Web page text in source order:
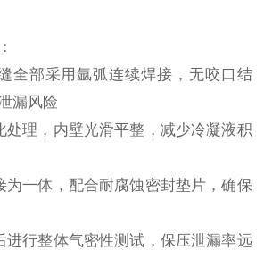
全部采用氩弧连续焊接，无咬口结
漏风险
处理，内壁光滑平整，减少冷凝液积
为一体，配合耐腐蚀密封垫片，确保
进行整体气密性测试，保压泄漏率远